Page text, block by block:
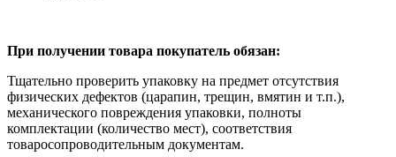
При получении товара покупатель обязан:
Тщательно проверить упаковку на предмет отсутствия
физических дефектов (царапин, трещин, вмятин и т.п.),
механического повреждения упаковки, полноты
комплектации (количество мест), соответствия
товаросопроводительным документам.